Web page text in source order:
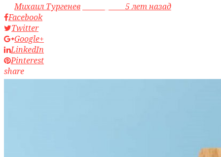
byМихаил Тургенев
5 лет назад
Facebook
Twitter
Google+
LinkedIn
Pinterest
share